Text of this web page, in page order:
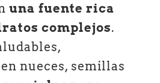
una fuente rica
complejos.
nueces, semillas